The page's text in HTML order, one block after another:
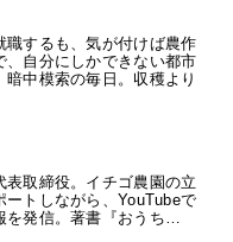
職するも、気が付けば農作
、自分にしかできない都市
中模索の毎日。収穫より
取締役。イチゴ農園の立
ートしながら、YouTubeで
発信。著書『おうち…